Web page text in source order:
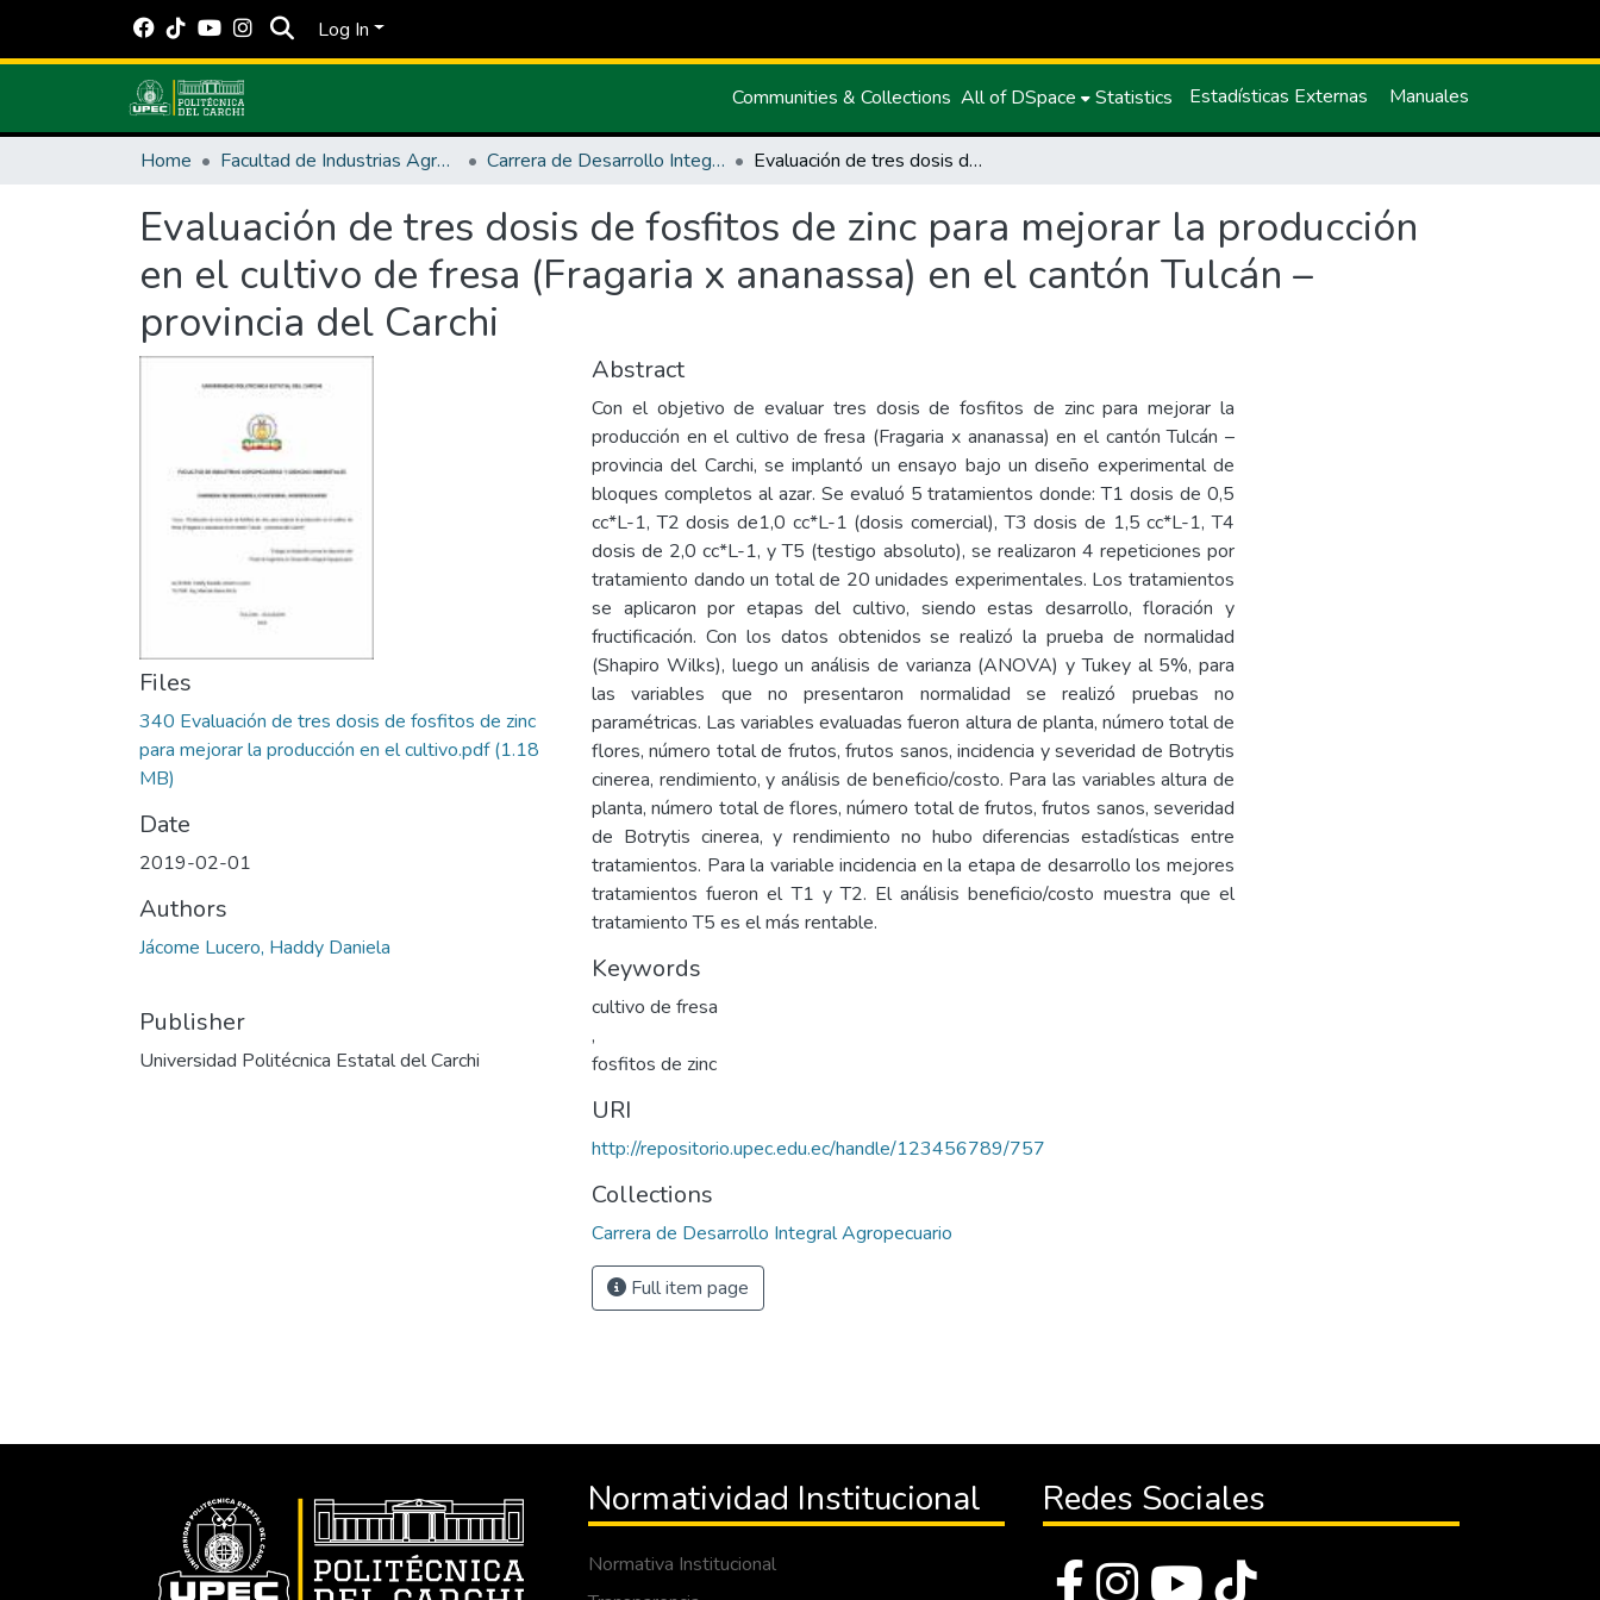
Log In
Communities & Collections All of DSpace Statistics Estadísticas Externas Manuales
Home Facultad de Industrias Agropecuarias y Ciencias Ambientales Carrera de Desarrollo Integral Agropecuario Evaluación de tres dosis de fosfitos de zinc para mejorar la producción en el cultivo de fresa (Fragaria x ananassa) en el cantón Tulcán – provincia del Carchi
Evaluación de tres dosis de fosfitos de zinc para mejorar la producción
en el cultivo de fresa (Fragaria x ananassa) en el cantón Tulcán –
provincia del Carchi
Files
340 Evaluación de tres dosis de fosfitos de zinc
para mejorar la producción en el cultivo.pdf(1.18
MB)
Date
2019-02-01
Authors
Jácome Lucero, Haddy Daniela
Publisher
Universidad Politécnica Estatal del Carchi
Abstract
Con el objetivo de evaluar tres dosis de fosfitos de zinc para mejorar la
producción en el cultivo de fresa (Fragaria x ananassa) en el cantón Tulcán –
provincia del Carchi, se implantó un ensayo bajo un diseño experimental de
bloques completos al azar. Se evaluó 5 tratamientos donde: T1 dosis de 0,5
cc*L-1, T2 dosis de1,0 cc*L-1 (dosis comercial), T3 dosis de 1,5 cc*L-1, T4
dosis de 2,0 cc*L-1, y T5 (testigo absoluto), se realizaron 4 repeticiones por
tratamiento dando un total de 20 unidades experimentales. Los tratamientos
se aplicaron por etapas del cultivo, siendo estas desarrollo, floración y
fructificación. Con los datos obtenidos se realizó la prueba de normalidad
(Shapiro Wilks), luego un análisis de varianza (ANOVA) y Tukey al 5%, para
las variables que no presentaron normalidad se realizó pruebas no
paramétricas. Las variables evaluadas fueron altura de planta, número total de
flores, número total de frutos, frutos sanos, incidencia y severidad de Botrytis
cinerea, rendimiento, y análisis de beneficio/costo. Para las variables altura de
planta, número total de flores, número total de frutos, frutos sanos, severidad
de Botrytis cinerea, y rendimiento no hubo diferencias estadísticas entre
tratamientos. Para la variable incidencia en la etapa de desarrollo los mejores
tratamientos fueron el T1 y T2. El análisis beneficio/costo muestra que el
tratamiento T5 es el más rentable.
Keywords
cultivo de fresa
,
fosfitos de zinc
URI
http://repositorio.upec.edu.ec/handle/123456789/757
Collections
Carrera de Desarrollo Integral Agropecuario
Full item page
Normatividad Institucional
Normativa Institucional
Redes Sociales